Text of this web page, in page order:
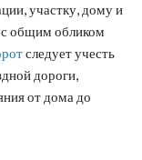
участку, дому и
с общим обликом
следует учесть
дороги,
от дома до